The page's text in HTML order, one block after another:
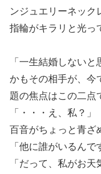
ンジュエリーネック
指輪がキラリと光っ
「一生結婚しない
かもその相手が、今
題の焦点はこの二点
「・・・え、私？」
百音がちょっと青ざ
「他に誰がいるんで
「だって、私がお